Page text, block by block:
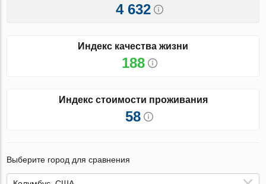
4 632
Индекс качества жизни
188
Индекс стоимости проживания
58
Выберите город для сравнения